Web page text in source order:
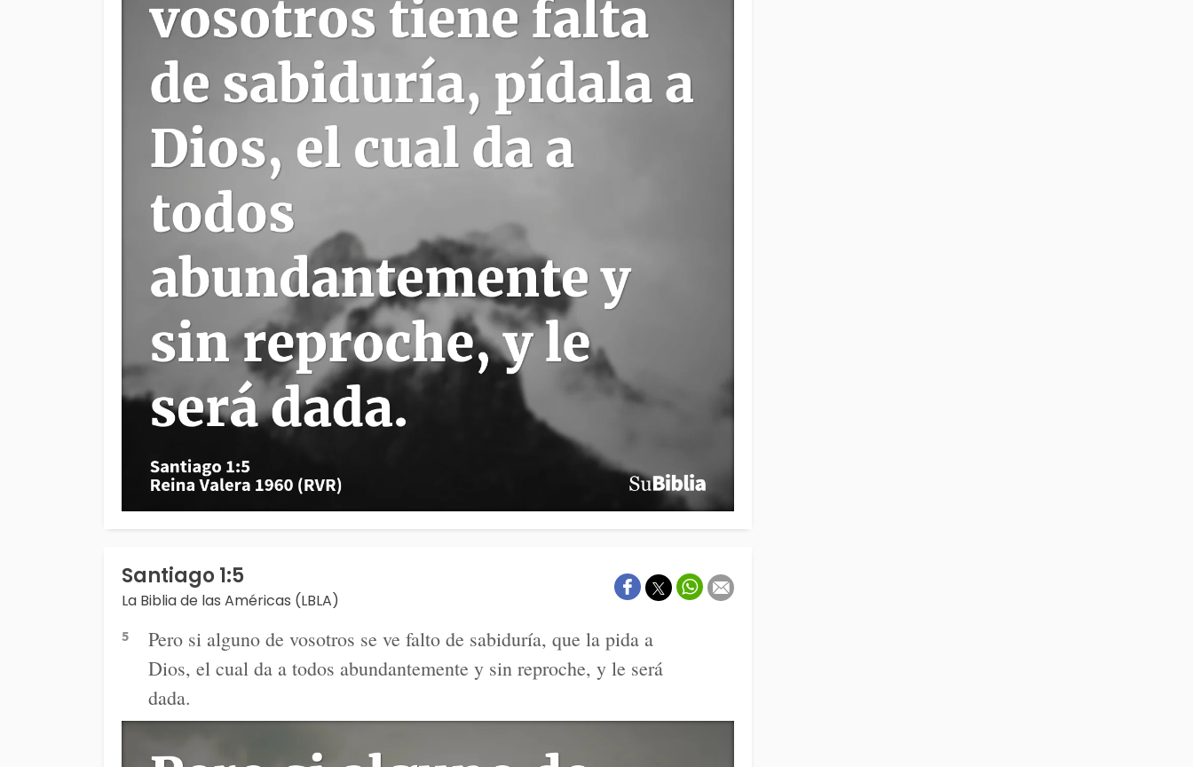
Santiago 1:5
La Biblia de las Américas (LBLA)
5
Pero si alguno de vosotros se ve falto de sabiduría, que la pida a
Dios, el cual da a todos abundantemente y sin reproche, y le será
dada.